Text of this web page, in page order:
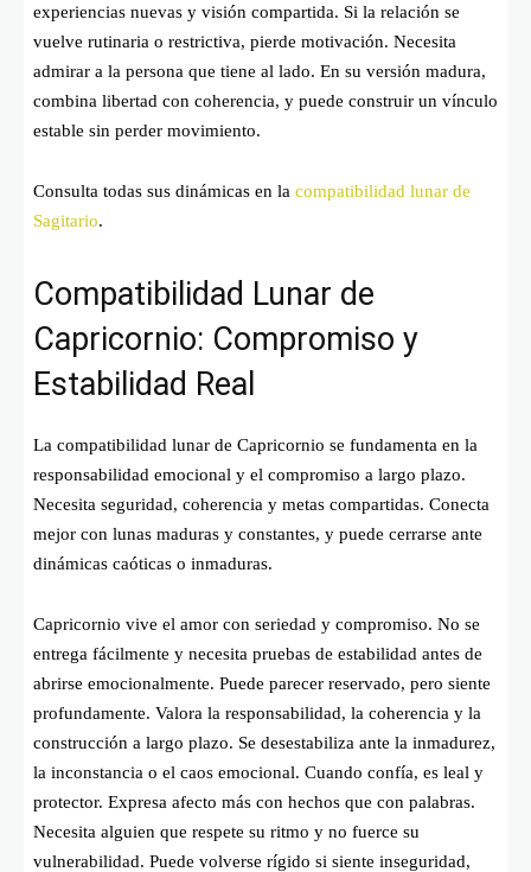
experiencias nuevas y visión compartida. Si la relación se
vuelve rutinaria o restrictiva, pierde motivación. Necesita
admirar a la persona que tiene al lado. En su versión madura,
combina libertad con coherencia, y puede construir un vínculo
estable sin perder movimiento.
Consulta todas sus dinámicas en la compatibilidad lunar de
Sagitario.
Compatibilidad Lunar de
Capricornio: Compromiso y
Estabilidad Real
La compatibilidad lunar de Capricornio se fundamenta en la
responsabilidad emocional y el compromiso a largo plazo.
Necesita seguridad, coherencia y metas compartidas. Conecta
mejor con lunas maduras y constantes, y puede cerrarse ante
dinámicas caóticas o inmaduras.
Capricornio vive el amor con seriedad y compromiso. No se
entrega fácilmente y necesita pruebas de estabilidad antes de
abrirse emocionalmente. Puede parecer reservado, pero siente
profundamente. Valora la responsabilidad, la coherencia y la
construcción a largo plazo. Se desestabiliza ante la inmadurez,
la inconstancia o el caos emocional. Cuando confía, es leal y
protector. Expresa afecto más con hechos que con palabras.
Necesita alguien que respete su ritmo y no fuerce su
vulnerabilidad. Puede volverse rígido si siente inseguridad,